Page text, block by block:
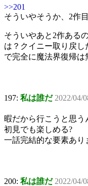
>>201
そういやそうか、2作
そういやあと2作ある
は？クイニー取り戻
で完全に魔法界復帰は
197: 私は誰だ 2022/04/
暇だから行こうと思う
初見でも楽しめる?
一話完結的な要素あり
200: 私は誰だ 2022/04/